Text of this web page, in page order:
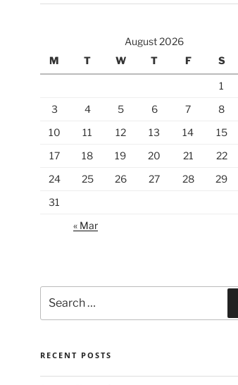
August 2026
M
T W T F S
1
3
4 5 6 7 8
10
11 12 13 14 15
17
18 19 20 21 22
24
25 26 27 28 29
31
« Mar
for:
RECENT POSTS